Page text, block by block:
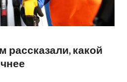
рассказали, какой